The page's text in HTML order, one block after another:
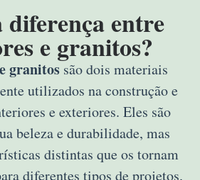
diferença entre
e granitos?
granitos são dois materiais
utilizados na construção e
e exteriores. Eles são
beleza e durabilidade, mas
distintas que os tornam
diferentes tipos de projetos.